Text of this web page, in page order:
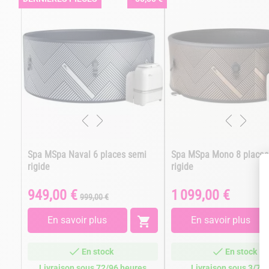
Spa MSpa Naval 6 places semi
rigide
Prix
949,00 € Prix
de
base
999,00 €
En savoir plus 
En stock
Spa MSpa Mono 8
rigide
Prix
1 099,00 €
En savoir plus
En stock